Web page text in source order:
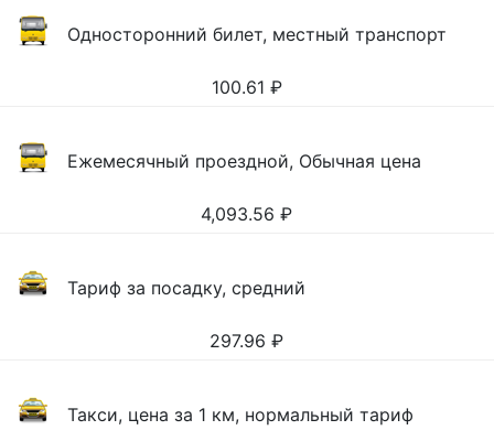
Односторонний билет, местный транспорт
100.61 ₽
Ежемесячный проездной, Обычная цена
4,093.56 ₽
Тариф за посадку, средний
297.96 ₽
Такси, цена за 1 км, нормальный тариф